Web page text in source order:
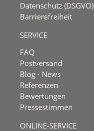
Datenschutz (DSGVO)
Barrierefreiheit
SERVICE
FAQ
Postversand
Blog - News
Referenzen
Bewertungen
Pressestimmen
ONLINE-SERVICE